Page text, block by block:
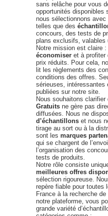
sans relâche pour vous
opportunités disponibles
nous sélectionnons
telles que des
concours, des tests de
plans exclusifs, valables
Notre mission est claire :
économiser et à profiter
prix réduits. Pour cela,
lit les règlements des
conditions des offres.
sérieuses, intéressantes
publiées sur notre site.
Nous souhaitons clarifier
Gratuits ne gère pas
diffusées. Nous ne
d’échantillons et nous
tirage au sort ou à la
sont les marques
qui se chargent de
l’organisation des
tests de produits.
Notre rôle consiste
meilleures offres
sélection rigoureuse.
repère fiable pour toutes
France à la recherche
notre plateforme, vous
grande variété